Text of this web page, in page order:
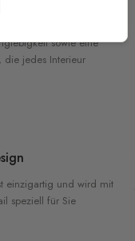
sowie eine
die jedes Interieur
einzigartig und wird mit
speziell für Sie